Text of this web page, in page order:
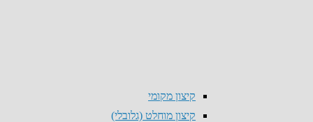
קיצון מקומי
קיצון מוחלט (גלובלי)